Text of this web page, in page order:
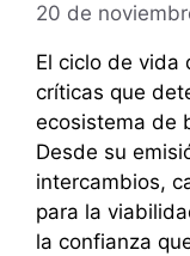
20 de
El ciclo de vida
críticas que
ecosistema de
Desde su
intercambios,
para la
la confianza